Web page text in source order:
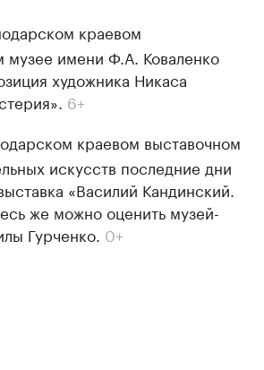
краевом
музее имени Ф.А. Коваленко
художника Никаса
6+
краевом выставочном
искусств последние дни
«Василий Кандинский.
же можно оценить музей-
Гурченко. 0+